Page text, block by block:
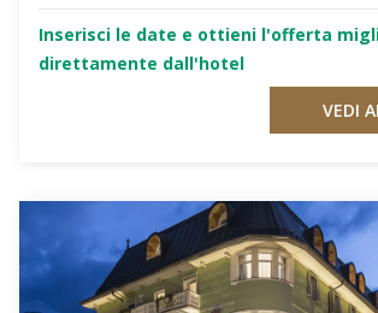
Inserisci le date e ottieni l'offerta
direttamente dall'hotel
VEDI